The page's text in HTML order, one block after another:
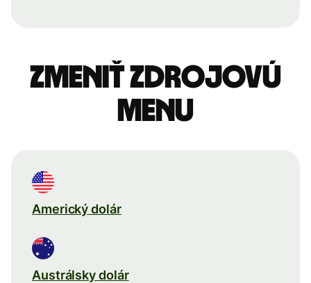
Zmeniť zdrojovú
menu
Americký dolár
Austrálsky dolár